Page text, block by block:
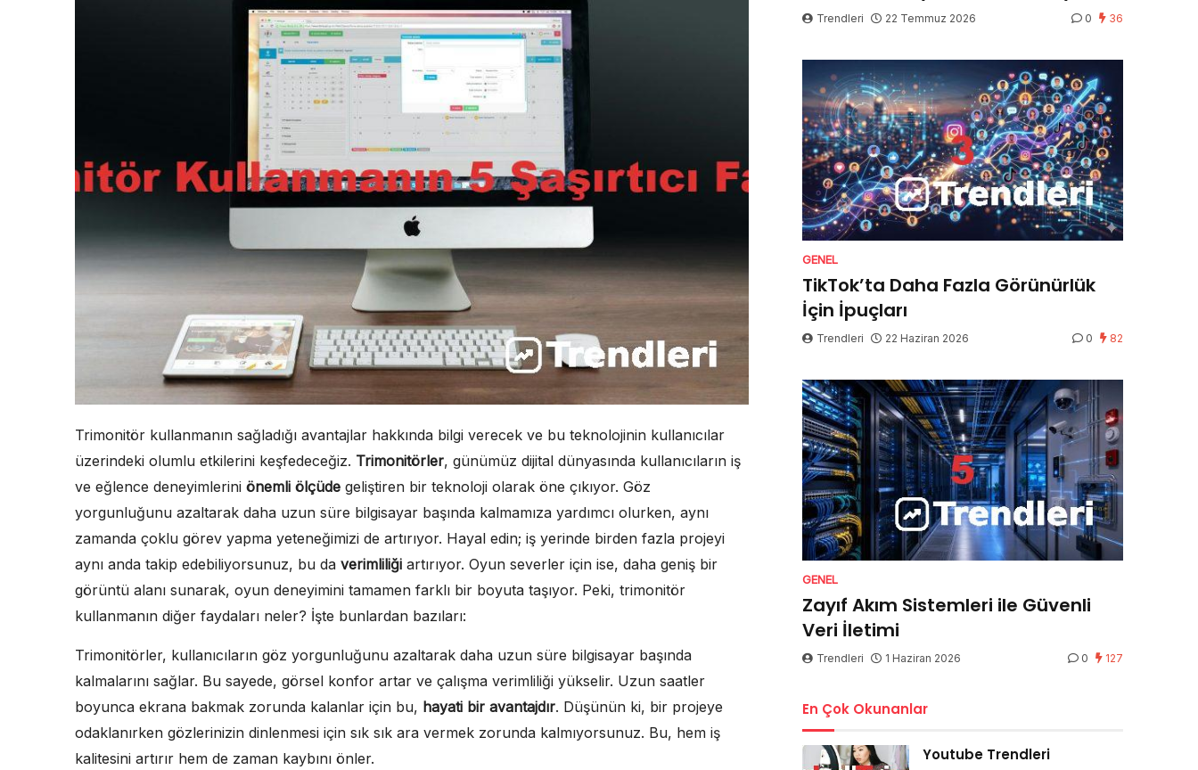
Trimonitör kullanmanın sağladığı avantajlar hakkında bilgi verecek ve bu teknolojinin kullanıcılar
üzerindeki olumlu etkilerini keşfedeceğiz. Trimonitörler, günümüz dijital dünyasında kullanıcıların iş
ve eğlence deneyimlerini önemli ölçüde geliştiren bir teknoloji olarak öne çıkıyor. Göz
yorgunluğunu azaltarak daha uzun süre bilgisayar başında kalmamıza yardımcı olurken, aynı
zamanda çoklu görev yapma yeteneğimizi de artırıyor. Hayal edin; iş yerinde birden fazla projeyi
aynı anda takip edebiliyorsunuz, bu da verimliliği artırıyor. Oyun severler için ise, daha geniş bir
görüntü alanı sunarak, oyun deneyimini tamamen farklı bir boyuta taşıyor. Peki, trimonitör
kullanmanın diğer faydaları neler? İşte bunlardan bazıları:
Trimonitörler, kullanıcıların göz yorgunluğunu azaltarak daha uzun süre bilgisayar başında
kalmalarını sağlar. Bu sayede, görsel konfor artar ve çalışma verimliliği yükselir. Uzun saatler
boyunca ekrana bakmak zorunda kalanlar için bu, hayati bir avantajdır. Düşünün ki, bir projeye
odaklanırken gözlerinizin dinlenmesi için sık sık ara vermek zorunda kalmıyorsunuz. Bu, hem iş
kalitesini artırır hem de zaman kaybını önler.
Trendleri 22 Temmuz 2026 0 36
GENEL
TikTok’ta Daha Fazla Görünürlük
İçin İpuçları
Trendleri 22 Haziran 2026 0 82
GENEL
Zayıf Akım Sistemleri ile Güvenli
Veri İletimi
Trendleri 1 Haziran 2026 0 127
En Çok Okunanlar
Youtube Trendleri